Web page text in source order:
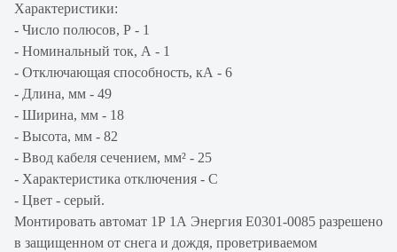
Характеристики:
- Число полюсов, Р - 1
- Номинальный ток, А - 1
- Отключающая способность, кА - 6
- Длина, мм - 49
- Ширина, мм - 18
- Высота, мм - 82
- Ввод кабеля сечением, мм² - 25
- Характеристика отключения - С
- Цвет - серый.
Монтировать автомат 1Р 1А Энергия Е0301-0085 разрешено
в защищенном от снега и дождя, проветриваемом